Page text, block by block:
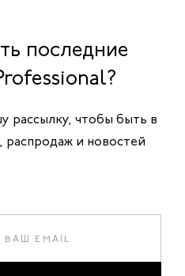
последние
рассылку, чтобы быть в
распродаж и новостей